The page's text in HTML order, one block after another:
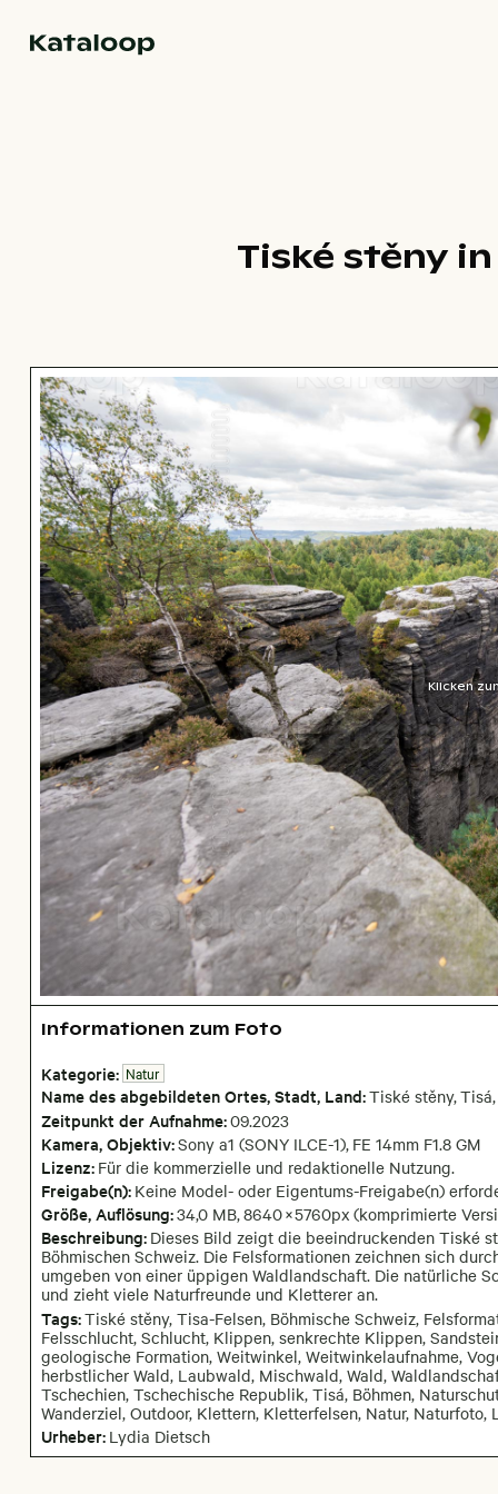
Tiské stěny
Klicken
Informationen zum Foto
Kategorie: Natur
Name des abgebildeten Ortes,Stadt, Land:Tiské stěny,Tisá,
Zeitpunkt der Aufnahme:09.2023
Kamera, Objektiv:Sony a1 (SONY ILCE-1), FE 14mm F1.8 GM
Lizenz: Für die kommerzielle und redaktionelle Nutzung.
Freigabe(n): Keine Model- oder Eigentums-Freigabe(n)
Größe, Auflösung:34,0 MB,8640×5760px (komprimierte
Beschreibung: Dieses Bild zeigt die beeindruckenden Tiské
Böhmischen Schweiz. Die Felsformationen zeichnen sich
umgeben von einer üppigen Waldlandschaft. Die natürliche
und zieht viele Naturfreunde und Kletterer an.
Tags:Tiské stěny, Tisa-Felsen, Böhmische Schweiz,
Felsschlucht, Schlucht, Klippen, senkrechte Klippen,
geologische Formation, Weitwinkel, Weitwinkelaufnahme,
herbstlicher Wald, Laubwald, Mischwald, Wald,
Tschechien, Tschechische Republik, Tisá, Böhmen,
Wanderziel, Outdoor, Klettern, Kletterfelsen, Natur, Naturfoto,
Urheber: Lydia Dietsch